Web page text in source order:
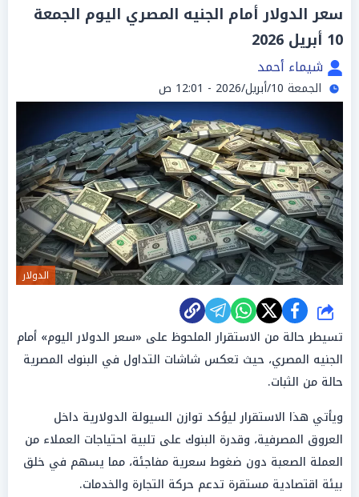
سعر الدولار أمام الجنيه المصري اليوم الجمعة
10 أبريل 2026
شيماء أحمد
الجمعة 10/أبريل/2026 - 12:01 ص
الدولار
شارك
تسيطر حالة من الاستقرار الملحوظ على «سعر الدولار اليوم» أمام
الجنيه المصري، حيث تعكس شاشات التداول في البنوك المصرية
حالة من الثبات.
ويأتي هذا الاستقرار ليؤكد توازن السيولة الدولارية داخل
العروق المصرفية، وقدرة البنوك على تلبية احتياجات العملاء من
العملة الصعبة دون ضغوط سعرية مفاجئة، مما يسهم في خلق
بيئة اقتصادية مستقرة تدعم حركة التجارة والخدمات.